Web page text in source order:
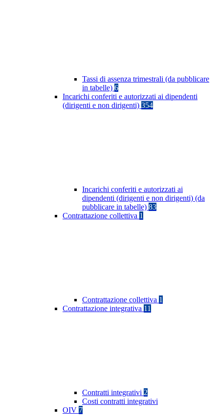
Tassi di assenza trimestrali (da pubblicare
in tabelle) 6
Incarichi conferiti e autorizzati ai dipendenti
(dirigenti e non dirigenti) 354
Incarichi conferiti e autorizzati ai
dipendenti (dirigenti e non dirigenti) (da
pubblicare in tabelle) 83
Contrattazione collettiva 1
Contrattazione collettiva 1
Contrattazione integrativa 11
Contratti integrativi 2
Costi contratti integrativi
OIV 7